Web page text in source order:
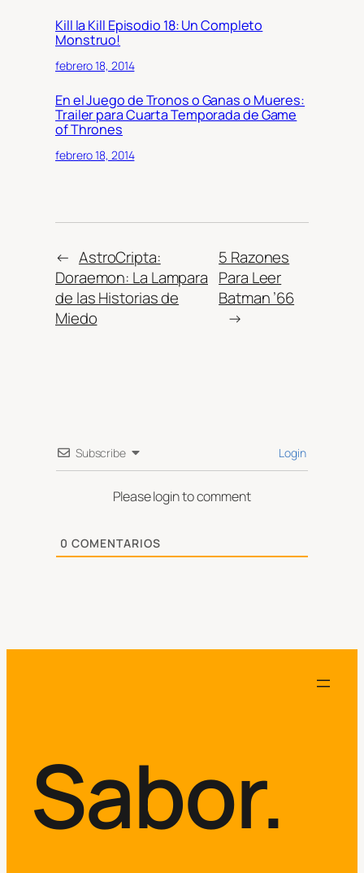
Kill la Kill Episodio 18: Un Completo
Monstruo!
febrero 18, 2014
En el Juego de Tronos o Ganas o Mueres:
Trailer para Cuarta Temporada de Game
of Thrones
febrero 18, 2014
← AstroCripta:
Doraemon: La Lampara
de las Historias de
Miedo
5 Razones
Para Leer
Batman ’66
→
Subscribe Login
Please login to comment
0 COMENTARIOS
Sabor.